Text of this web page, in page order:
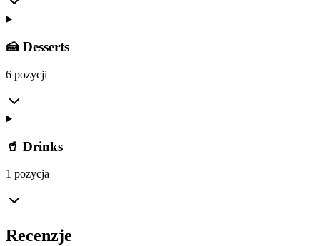
🍰 Desserts
6 pozycji
🥤 Drinks
1 pozycja
Recenzje